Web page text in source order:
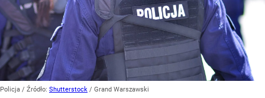
Policja / Źródło: Shutterstock / Grand Warszawski